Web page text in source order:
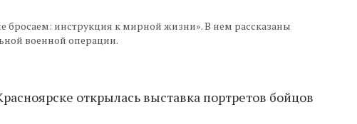
инструкция к мирной жизни». В нем рассказаны
военной операции.
открылась выставка портретов бойцов